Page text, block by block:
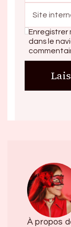
Enregistrer
dans le
À propos